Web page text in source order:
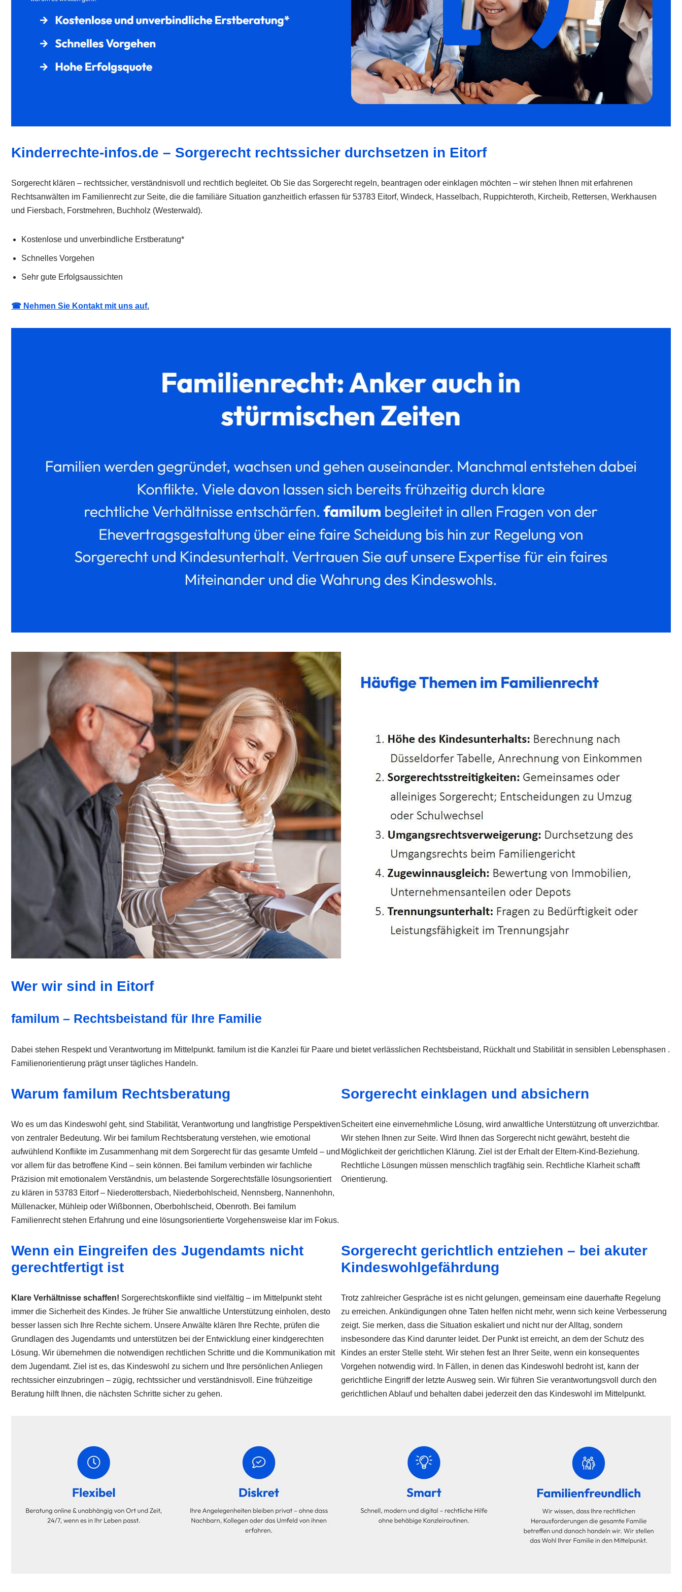
Kinderrechte-infos.de – Sorgerecht rechtssicher durchsetzen in Eitorf
Sorgerecht klären – rechtssicher, verständnisvoll und rechtlich begleitet. Ob Sie das Sorgerecht regeln, beantragen oder einklagen möchten – wir stehen Ihnen mit erfahrenen
Rechtsanwälten im Familienrecht zur Seite, die die familiäre Situation ganzheitlich erfassen für 53783 Eitorf, Windeck, Hasselbach, Ruppichteroth, Kircheib, Rettersen, Werkhausen
und Fiersbach, Forstmehren, Buchholz (Westerwald).
Kostenlose und unverbindliche Erstberatung*
Schnelles Vorgehen
Sehr gute Erfolgsaussichten
☎ Nehmen Sie Kontakt mit uns auf.
Wer wir sind in Eitorf
familum – Rechtsbeistand für Ihre Familie
Dabei stehen Respekt und Verantwortung im Mittelpunkt. familum ist die Kanzlei für Paare und bietet verlässlichen Rechtsbeistand, Rückhalt und Stabilität in sensiblen Lebensphasen .
Familienorientierung prägt unser tägliches Handeln.
Warum familum Rechtsberatung
Wo es um das Kindeswohl geht, sind Stabilität, Verantwortung und langfristige Perspektiven
von zentraler Bedeutung. Wir bei familum Rechtsberatung verstehen, wie emotional
aufwühlend Konflikte im Zusammenhang mit dem Sorgerecht für das gesamte Umfeld – und
vor allem für das betroffene Kind – sein können. Bei familum verbinden wir fachliche
Präzision mit emotionalem Verständnis, um belastende Sorgerechtsfälle lösungsorientiert
zu klären in 53783 Eitorf – Niederottersbach, Niederbohlscheid, Nennsberg, Nannenhohn,
Müllenacker, Mühleip oder Wißbonnen, Oberbohlscheid, Obenroth. Bei familum
Familienrecht stehen Erfahrung und eine lösungsorientierte Vorgehensweise klar im Fokus.
Sorgerecht einklagen und absichern
Scheitert eine einvernehmliche Lösung, wird anwaltliche Unterstützung oft unverzichtbar.
Wir stehen Ihnen zur Seite. Wird Ihnen das Sorgerecht nicht gewährt, besteht die
Möglichkeit der gerichtlichen Klärung. Ziel ist der Erhalt der Eltern-Kind-Beziehung.
Rechtliche Lösungen müssen menschlich tragfähig sein. Rechtliche Klarheit schafft
Orientierung.
Wenn ein Eingreifen des Jugendamts nicht
gerechtfertigt ist
Klare Verhältnisse schaffen! Sorgerechtskonflikte sind vielfältig – im Mittelpunkt steht
immer die Sicherheit des Kindes. Je früher Sie anwaltliche Unterstützung einholen, desto
besser lassen sich Ihre Rechte sichern. Unsere Anwälte klären Ihre Rechte, prüfen die
Grundlagen des Jugendamts und unterstützen bei der Entwicklung einer kindgerechten
Lösung. Wir übernehmen die notwendigen rechtlichen Schritte und die Kommunikation mit
dem Jugendamt. Ziel ist es, das Kindeswohl zu sichern und Ihre persönlichen Anliegen
rechtssicher einzubringen – zügig, rechtssicher und verständnisvoll. Eine frühzeitige
Beratung hilft Ihnen, die nächsten Schritte sicher zu gehen.
Sorgerecht gerichtlich entziehen – bei akuter
Kindeswohlgefährdung
Trotz zahlreicher Gespräche ist es nicht gelungen, gemeinsam eine dauerhafte Regelung
zu erreichen. Ankündigungen ohne Taten helfen nicht mehr, wenn sich keine Verbesserung
zeigt. Sie merken, dass die Situation eskaliert und nicht nur der Alltag, sondern
insbesondere das Kind darunter leidet. Der Punkt ist erreicht, an dem der Schutz des
Kindes an erster Stelle steht. Wir stehen fest an Ihrer Seite, wenn ein konsequentes
Vorgehen notwendig wird. In Fällen, in denen das Kindeswohl bedroht ist, kann der
gerichtliche Eingriff der letzte Ausweg sein. Wir führen Sie verantwortungsvoll durch den
gerichtlichen Ablauf und behalten dabei jederzeit den das Kindeswohl im Mittelpunkt.